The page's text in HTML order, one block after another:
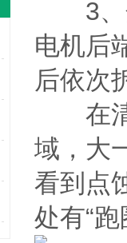
3、分
电机后
后依次
在清
域，大
看到点
处有“